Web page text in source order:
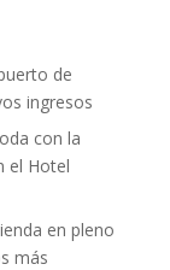
de
ingresos
con la
el Hotel
en pleno
más